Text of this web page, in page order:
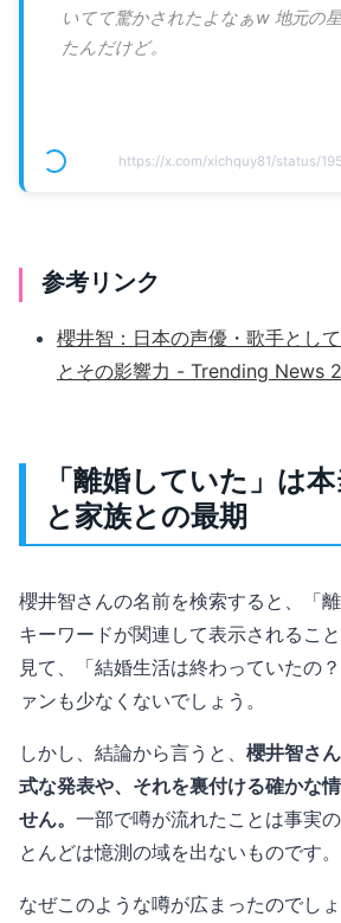
いてて驚かされたよなぁw 地元の
たんだけど。
https://x.com/xichquy81/status/
参考リンク
櫻井智：日本の声優・歌手とし
とその影響力 - Trending News
「離婚していた」は
と家族との最期
櫻井智さんの名前を検索すると、「
キーワードが関連して表示されるこ
見て、「結婚生活は終わっていたの
ァンも少なくないでしょう。
しかし、結論から言うと、 櫻井智さ
式な発表や、それを裏付ける確かな
せん。 一部で噂が流れたことは事実
とんどは憶測の域を出ないものです。
なぜこのような噂が広まったのでし